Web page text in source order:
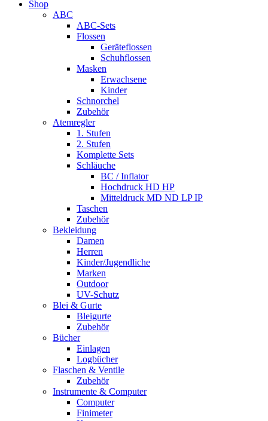
Shop
ABC
ABC-Sets
Flossen
Geräteflossen
Schuhflossen
Masken
Erwachsene
Kinder
Schnorchel
Zubehör
Atemregler
1. Stufen
2. Stufen
Komplette Sets
Schläuche
BC / Inflator
Hochdruck HD HP
Mitteldruck MD ND LP IP
Taschen
Zubehör
Bekleidung
Damen
Herren
Kinder/Jugendliche
Marken
Outdoor
UV-Schutz
Blei & Gurte
Bleigurte
Zubehör
Bücher
Einlagen
Logbücher
Flaschen & Ventile
Zubehör
Instrumente & Computer
Computer
Finimeter